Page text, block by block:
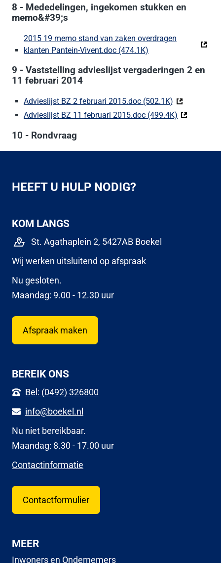
8 - Mededelingen, ingekomen stukken en
memo&#39;s
2015 19 memo stand van zaken overdragen
klanten Pantein-Vivent.doc (474.1K) (Deze link gaat
9 - Vaststelling advieslijst vergaderingen 2 en
11 februari 2014
Advieslijst BZ 2 februari 2015.doc (502.1K) (Deze link
Advieslijst BZ 11 februari 2015.doc (499.4K) (Deze link
10 - Rondvraag
HEEFT U HULP NODIG?
KOM LANGS
St. Agathaplein 2, 5427AB Boekel
Wij werken uitsluitend op afspraak
Nu gesloten.
Maandag: 9.00 - 12.30 uur
Afspraak maken
BEREIK ONS
Bel: (0492) 326800
info@boekel.nl
Nu niet bereikbaar.
Maandag: 8.30 - 17.00 uur
Contactinformatie
Contactformulier
MEER
Inwoners en Ondernemers